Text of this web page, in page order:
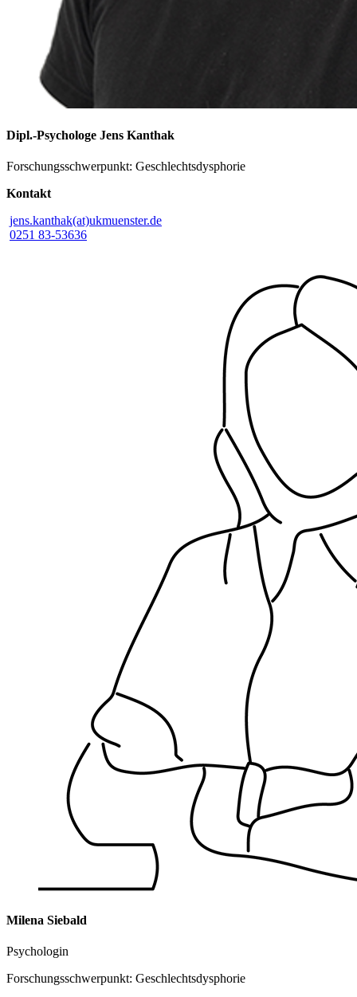
Dipl.-Psychologe Jens Kanthak
Forschungsschwerpunkt: Geschlechtsdysphorie
Kontakt
jens.kanthak(at)ukmuenster.de
0251 83-53636
Milena Siebald
Psychologin
Forschungsschwerpunkt: Geschlechtsdysphorie